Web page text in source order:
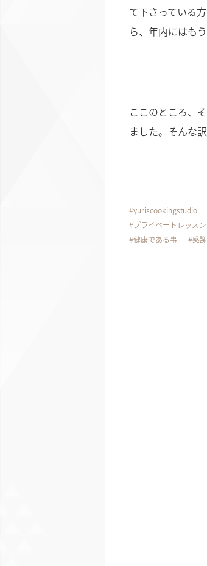
て下さっている
ら、年内にはも
ここのところ、
ました。そんな
yuriscookingstudio
プライベートレッスン
健康である事
感謝